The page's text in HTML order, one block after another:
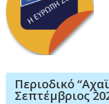
Περιοδικό
Σεπτέμβριος